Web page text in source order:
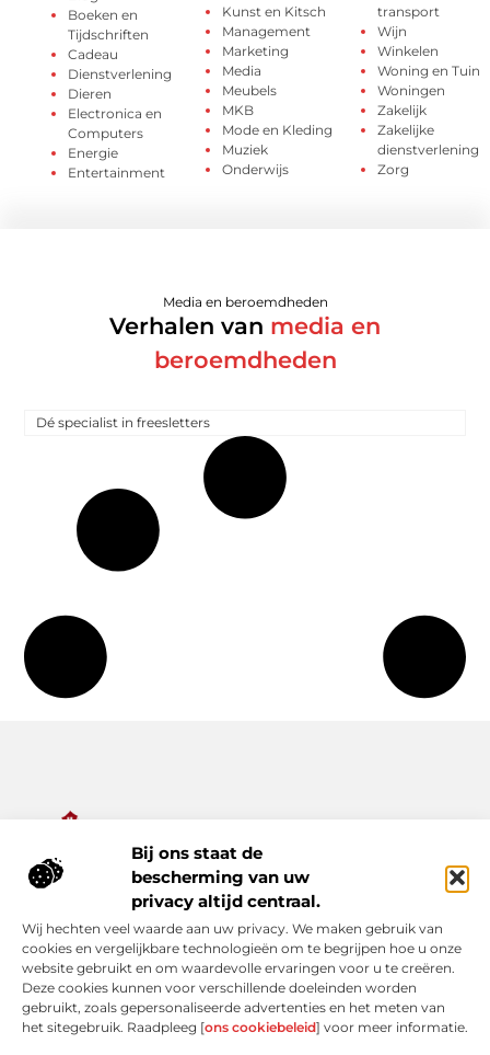
Bij ons staat de
bescherming van uw
privacy altijd centraal.
Wij hechten veel waarde aan uw privacy. We maken gebruik van
cookies en vergelijkbare technologieën om te begrijpen hoe u onze
website gebruikt en om waardevolle ervaringen voor u te creëren.
Deze cookies kunnen voor verschillende doeleinden worden
gebruikt, zoals gepersonaliseerde advertenties en het meten van
het sitegebruik. Raadpleeg [ons cookiebeleid] voor meer informatie.
Boeken en
Tijdschriften
Cadeau
Dienstverlening
Dieren
Electronica en
Computers
Energie
Entertainment
Kunst en Kitsch
Management
Marketing
Media
Meubels
MKB
Mode en Kleding
Muziek
Onderwijs
transport
Wijn
Winkelen
Woning en Tuin
Woningen
Zakelijk
Zakelijke
dienstverlening
Zorg
Media en beroemdheden
Verhalen van media en
beroemdheden
Dé specialist in freesletters
Alles wat je nodig hebt voor een rijker dagelijks leven.
Ontdek een diverse verzameling van blogs en artikelen die je
inspireren, informeren en verrijken – van praktische tips tot
bijzondere verhalen.
Bericht categorie